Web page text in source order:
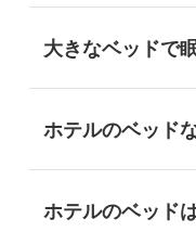
大きなベッドで
ホテルのベッド
ホテルのベッド